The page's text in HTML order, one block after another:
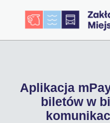
Aplikacja
biletów w